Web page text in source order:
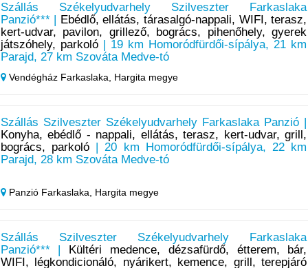
Szállás Székelyudvarhely Szilveszter Farkaslaka
Panzió*** |
Ebédlő, ellátás, tárasalgó-nappali, WIFI, terasz,
kert-udvar, pavilon, grillező, bogrács, pihenőhely, gyerek
játszóhely, parkoló| 19 km Homoródfürdői-sípálya, 21 km
Parajd, 27 km Szováta Medve-tó
Vendégház Farkaslaka, Hargita megye
Szállás Szilveszter Székelyudvarhely Farkaslaka Panzió |
Konyha, ebédlő - nappali, ellátás, terasz, kert-udvar, grill,
bogrács, parkoló| 20 km Homoródfürdői-sípálya, 22 km
Parajd, 28 km Szováta Medve-tó
Panzió Farkaslaka, Hargita megye
Szállás Szilveszter Székelyudvarhely Farkaslaka
Panzió*** |
Kültéri medence, dézsafürdő, étterem, bár,
WIFI, légkondicionáló, nyárikert, kemence, grill, terepjáró